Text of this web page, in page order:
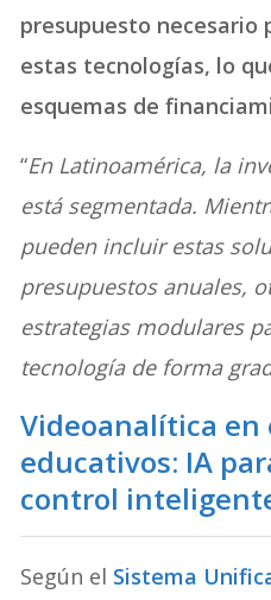
presupuesto necesario
estas tecnologías, lo
esquemas de
“En Latinoamérica, la
está segmentada.
pueden incluir estas
presupuestos anuales,
estrategias modulares
tecnología de forma
Videoanalítica en
educativos: IA
control
Según el Sistema